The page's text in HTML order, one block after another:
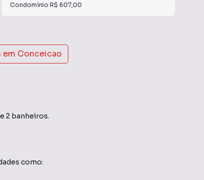
Condomínio R$ 607,00
em Conceicao
2 banheiros.
como: